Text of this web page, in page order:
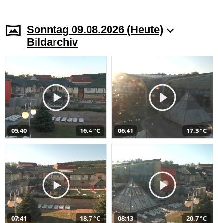
Sonntag 09.08.2026 (Heute)
Bildarchiv
05:40 16,4 °C 06:41 17,3 °C
07:41 18,7 °C 08:13 20,7 °C